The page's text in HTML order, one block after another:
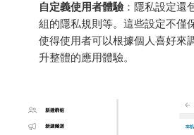
自定義使用者體驗：隱私設定還
組的隱私規則等。這些設定不僅
使得使用者可以根據個人喜好來
升整體的應用體驗。